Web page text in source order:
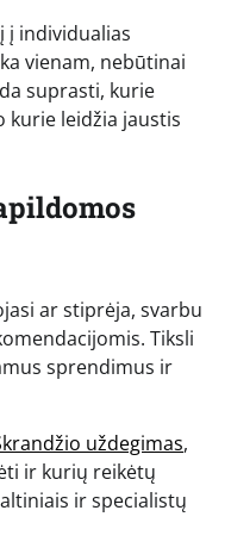
į individualias
vienam, nebūtinai
suprasti, kurie
kurie leidžia jaustis
ar stiprėja, svarbu
Tiksli
sprendimus ir
uždegimas,
ir kurių reikėtų
ir specialistų